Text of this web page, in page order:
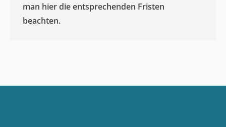
man hier die entsprechenden Fristen
beachten.